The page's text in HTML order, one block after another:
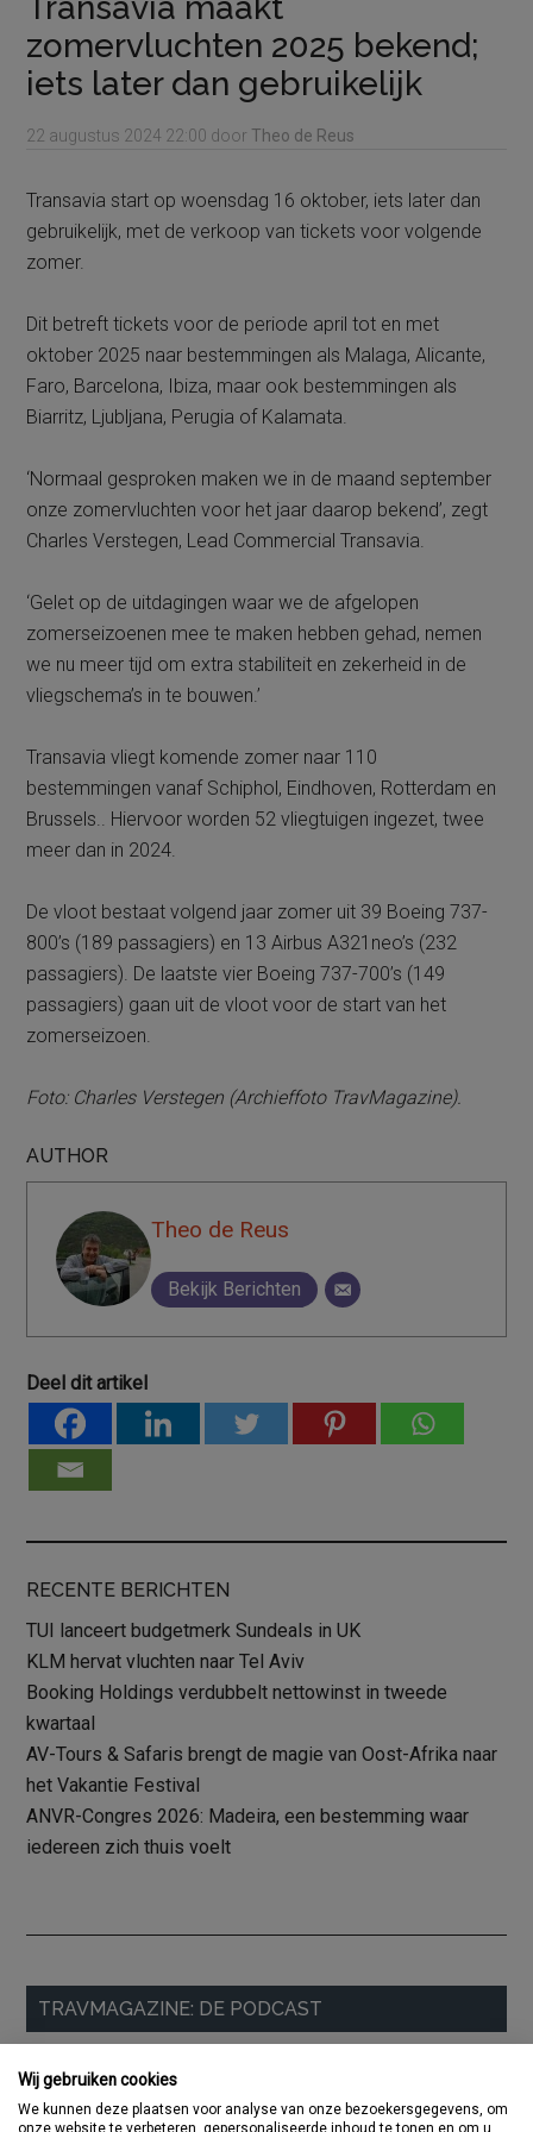
zomervluchten 2025 bekend;
iets later dan gebruikelijk
22 augustus 2024 22:00 door Theo de Reus
Transavia start op woensdag 16 oktober, iets later dan
gebruikelijk, met de verkoop van tickets voor volgende
zomer.
Dit betreft tickets voor de periode april tot en met
oktober 2025 naar bestemmingen als Malaga, Alicante,
Faro, Barcelona, Ibiza, maar ook bestemmingen als
Biarritz, Ljubljana, Perugia of Kalamata.
‘Normaal gesproken maken we in de maand september
onze zomervluchten voor het jaar daarop bekend’, zegt
Charles Verstegen, Lead Commercial Transavia.
‘Gelet op de uitdagingen waar we de afgelopen
zomerseizoenen mee te maken hebben gehad, nemen
we nu meer tijd om extra stabiliteit en zekerheid in de
vliegschema’s in te bouwen.’
Transavia vliegt komende zomer naar 110
bestemmingen vanaf Schiphol, Eindhoven, Rotterdam en
Brussels.. Hiervoor worden 52 vliegtuigen ingezet, twee
meer dan in 2024.
De vloot bestaat volgend jaar zomer uit 39 Boeing 737-
800’s (189 passagiers) en 13 Airbus A321neo’s (232
passagiers). De laatste vier Boeing 737-700’s (149
passagiers) gaan uit de vloot voor de start van het
zomerseizoen.
Foto: Charles Verstegen (Archieffoto TravMagazine).
AUTHOR
Theo de Reus
Bekijk Berichten
Deel dit artikel
RECENTE BERICHTEN
TUI lanceert budgetmerk Sundeals in UK
KLM hervat vluchten naar Tel Aviv
Booking Holdings verdubbelt nettowinst in tweede
kwartaal
AV-Tours & Safaris brengt de magie van Oost-Afrika naar
het Vakantie Festival
ANVR-Congres 2026: Madeira, een bestemming waar
iedereen zich thuis voelt
Primaire
Sidebar
TRAVMAGAZINE: DE PODCAST
Wij gebruiken cookies
We kunnen deze plaatsen voor analyse van onze bezoekersgegevens, om
onze website te verbeteren, gepersonaliseerde inhoud te tonen en om u